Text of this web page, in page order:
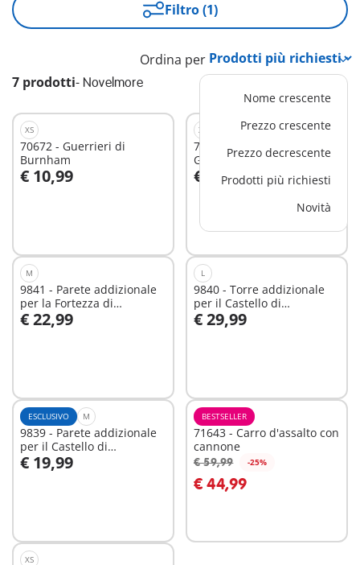
Filtro (1)
7 prodotti- Novelmore
Ordina per
Nome crescente
Prezzo crescente
Prezzo decrescente
Prodotti più richiesti
Novità
XS
70672 - Guerrieri di
Burnham
€ 10,99
Aggiungi al carrello
XS
71297 - Novelmore -
Giostra Medioevale
€ 12,99
Aggiungi al carrello
M
9841 - Parete addizionale
per la Fortezza di
Burnham
€ 22,99
Aggiungi al carrello
L
9840 - Torre addizionale
per il Castello di
Novelmore
€ 29,99
Aggiungi al carrello
ESCLUSIVO M
9839 - Parete addizionale
per il Castello di
Novelmore
€ 19,99
Aggiungi al carrello
BESTSELLER
71643 - Carro d'assalto con
cannone
€ 59,99 -25%
€ 44,99
Aggiungi al carrello
XS